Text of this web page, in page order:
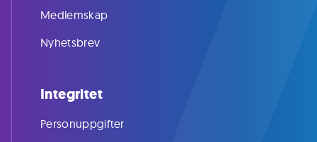
Medlemskap
Nyhetsbrev
Integritet
Personuppgifter